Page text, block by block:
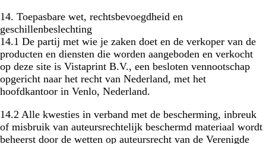
14. Toepasbare wet, rechtsbevoegdheid en
geschillenbeslechting
14.1 De partij met wie je zaken doet en de verkoper van de
producten en diensten die worden aangeboden en verkocht
op deze site is Vistaprint B.V., een besloten vennootschap
opgericht naar het recht van Nederland, met het
hoofdkantoor in Venlo, Nederland.
14.2 Alle kwesties in verband met de bescherming, inbreuk
of misbruik van auteursrechtelijk beschermd materiaal wordt
beheerst door de wetten op auteursrecht van de Verenigde